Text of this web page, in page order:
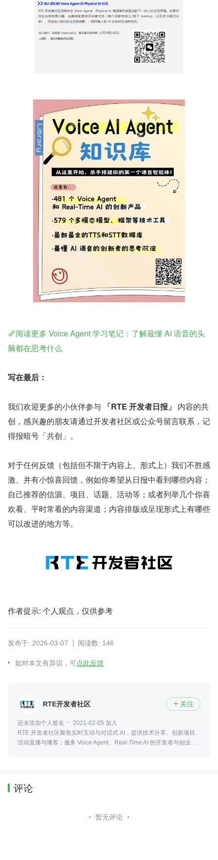
阅读更多 Voice Agent 学习笔记：了解最懂 AI 语音的头
脑都在思考什么
写在最后：
我们欢迎更多的小伙伴参与 「RTE 开发者日报」
内容的共
创，感兴趣的朋友请通过开发者社区或公众号留言联系，记
得报暗号「共创」。
对于任何反馈（包括但不限于内容上、形式上）我们不胜感
激、并有小惊喜回馈，例如你希望从日报中看到哪些内容；
自己推荐的信源、项目、话题、活动等；或者列举几个你喜
欢看、平时常看的内容渠道；内容排版或呈现形式上有哪些
可以改进的地方等。
作者提示: 个人观点，仅供参考
发布于: 2026-03-07 阅读数: 146
如对本文有异议，可点此反馈
RTE开发者社区  关注
还未添加个人签名
2021-02-05 加入
RTE 开发者社区聚焦实时互动与对话式 AI，提供技术分享、创新项目、
活动直播与播客；服务 Voice Agent、Real-Time AI 的开发者与创业
评论
暂无评论